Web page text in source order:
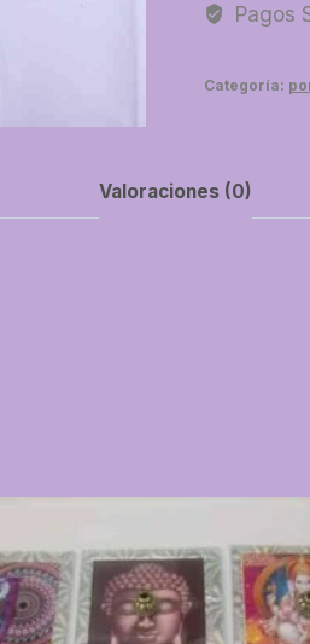
color
Pagos
Categoría:
Valoraciones (0)